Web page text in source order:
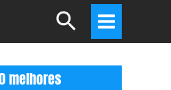
Search
Main
Menu
melhores